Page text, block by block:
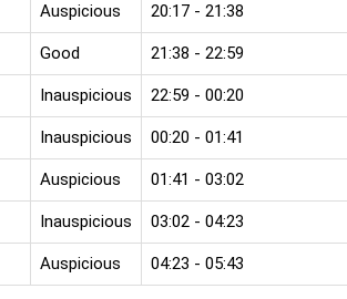
Auspicious 20:17 - 21:38
Good 21:38 - 22:59
Inauspicious 22:59 - 00:20
Inauspicious 00:20 - 01:41
Auspicious 01:41 - 03:02
Inauspicious 03:02 - 04:23
Auspicious 04:23 - 05:43